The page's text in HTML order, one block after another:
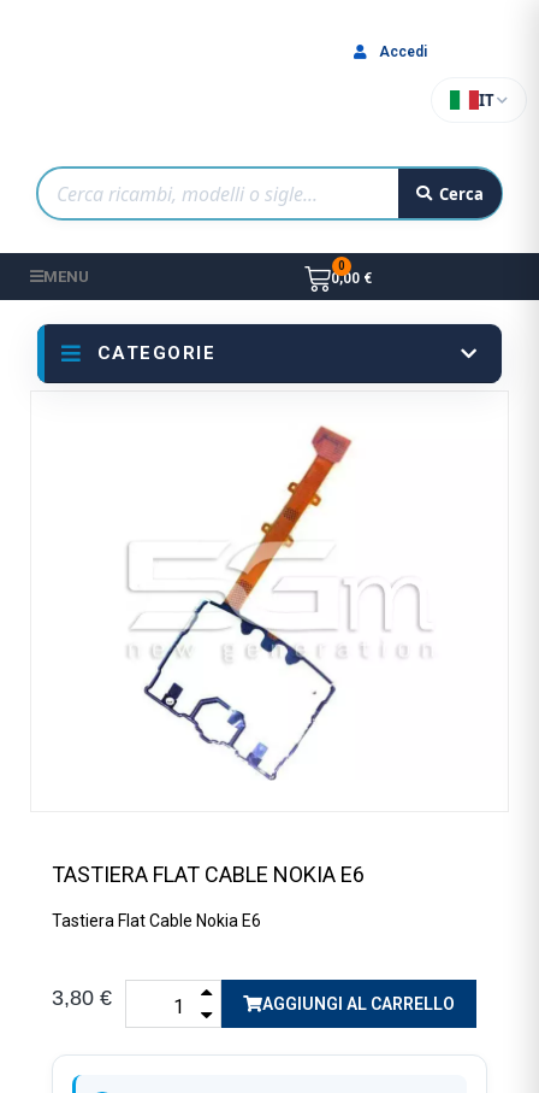
Cerca
IT
Accedi
MENU 0,00 €
CATEGORIE
TASTIERA FLAT CABLE NOKIA E6
Tastiera Flat Cable Nokia E6
3,80 € AGGIUNGI AL CARRELLO